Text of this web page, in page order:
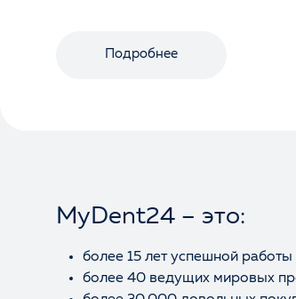
Подробнее
MyDent24 – это:
более 15 лет успешной
более 40 ведущих мировых